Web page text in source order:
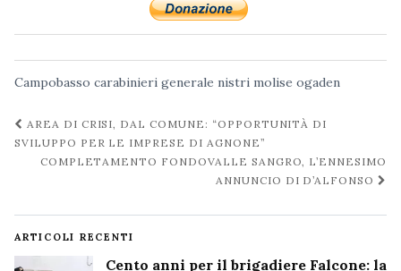
Campobasso carabinieri generale nistri molise ogaden
Navigazione
post
AREA DI CRISI, DAL COMUNE: “OPPORTUNITÀ DI
SVILUPPO PER LE IMPRESE DI AGNONE”
COMPLETAMENTO FONDOVALLE SANGRO, L’ENNESIMO
ANNUNCIO DI D’ALFONSO
ARTICOLI RECENTI
Cento anni per il brigadiere Falcone: la